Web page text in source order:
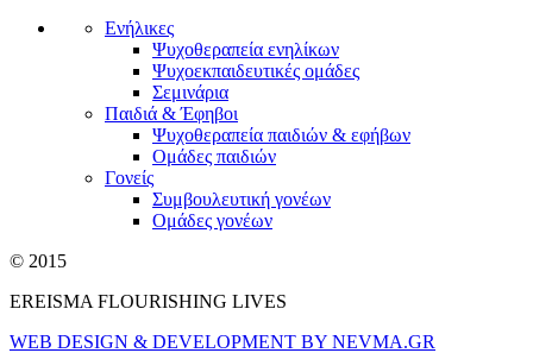
Ενήλικες
Ψυχοθεραπεία ενηλίκων
Ψυχοεκπαιδευτικές ομάδες
Σεμινάρια
Παιδιά & Έφηβοι
Ψυχοθεραπεία παιδιών & εφήβων
Ομάδες παιδιών
Γονείς
Συμβουλευτική γονέων
Ομάδες γονέων
© 2015
EREISMA FLOURISHING LIVES
WEB DESIGN & DEVELOPMENT BY NEVMA.GR